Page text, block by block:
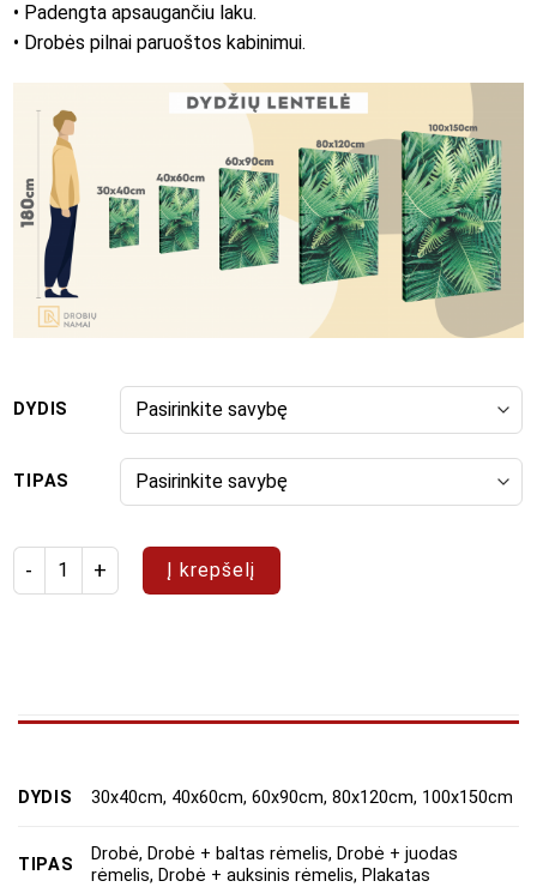
• Padengta apsaugančiu laku.
• Drobės pilnai paruoštos kabinimui.
DYDIS
TIPAS
produkto kiekis: Paveikslas "Pop Art 21"
Į krepšelį
DYDIS 30x40cm, 40x60cm, 60x90cm, 80x120cm, 100x150cm
TIPAS
Drobė, Drobė + baltas rėmelis, Drobė + juodas
rėmelis, Drobė + auksinis rėmelis, Plakatas